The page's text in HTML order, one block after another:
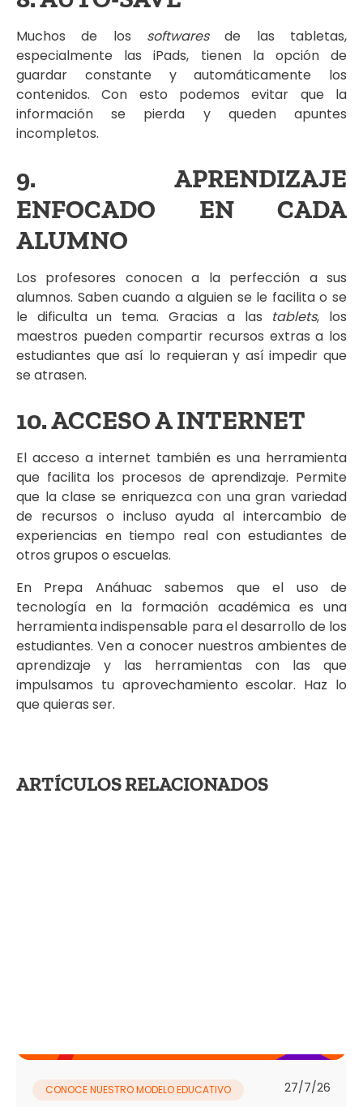
Muchos de los softwaresde las tabletas,
especialmente las iPads, tienen la opción de
guardar constante y automáticamente los
contenidos. Con esto podemos evitar que la
información se pierda y queden apuntes
incompletos.
9. APRENDIZAJE
ENFOCADO EN CADA
ALUMNO
Los profesores conocen a la perfección a sus
alumnos. Saben cuando a alguien se le facilita o se
le dificulta un tema. Gracias a las tablets, los
maestros pueden compartir recursos extras a los
estudiantes que así lo requieran y así impedir que
se atrasen.
10. ACCESO A INTERNET
El acceso a internet también es una herramienta
que facilita los procesos de aprendizaje. Permite
que la clase se enriquezca con una gran variedad
de recursos o incluso ayuda al intercambio de
experiencias en tiempo real con estudiantes de
otros grupos o escuelas.
En Prepa Anáhuac sabemos que el uso de
tecnología en la formación académica es una
herramienta indispensable para el desarrollo de los
estudiantes. Ven a conocer nuestros ambientes de
aprendizaje y las herramientas con las que
impulsamos tu aprovechamiento escolar. Haz lo
que quieras ser.
ARTÍCULOS RELACIONADOS
CONOCE NUESTRO MODELO EDUCATIVO 27/7/26